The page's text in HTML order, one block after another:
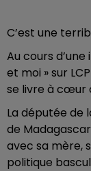
C’est une
Au cours
et moi » sur
se livre à cœur
La députée de
de Madagascar
avec sa mère,
politique